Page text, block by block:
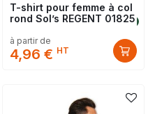
T-shirt pour femme à col
rond Sol’s REGENT 01825
à partir de
4,96 € HT